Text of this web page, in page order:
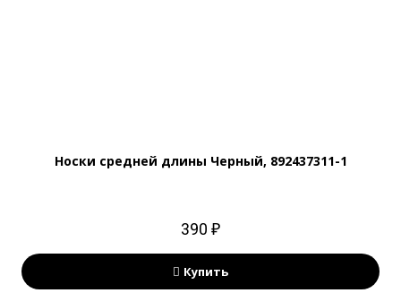
Носки средней длины Черный, 892437311-1
390 ₽
Купить